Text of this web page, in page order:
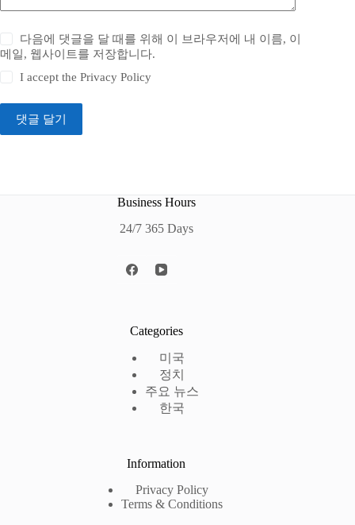
다음에 댓글을 달 때를 위해 이 브라우저에 내 이름, 이
메일, 웹사이트를 저장합니다.
I accept thePrivacy Policy
댓글 달기
Business Hours
24/7 365 Days
Categories
미국
정치
주요 뉴스
한국
Information
Privacy Policy
Terms & Conditions